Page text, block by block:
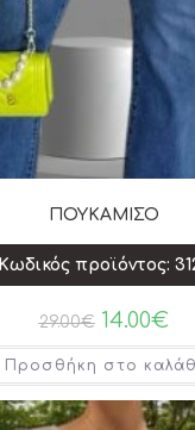
ΠΟΥΚΑΜΙΣΟ
Κωδικός προϊόντος:
29.00€ 14.00€
Προσθήκη στο